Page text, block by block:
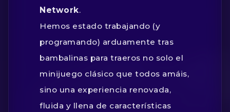
Network.
Hemos estado trabajando (y
programando) arduamente tras
bambalinas para traeros no solo el
minijuego clásico que todos amáis,
sino una experiencia renovada,
fluida y llena de características